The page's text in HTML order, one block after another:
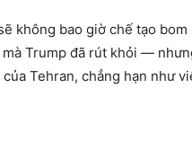
không bao giờ chế tạo
Trump đã rút khỏi —
Tehran, chẳng hạn như